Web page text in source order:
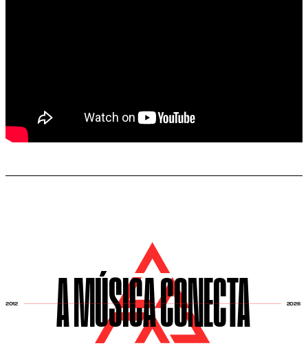
A MÚSICA CONECTA
2012 2026